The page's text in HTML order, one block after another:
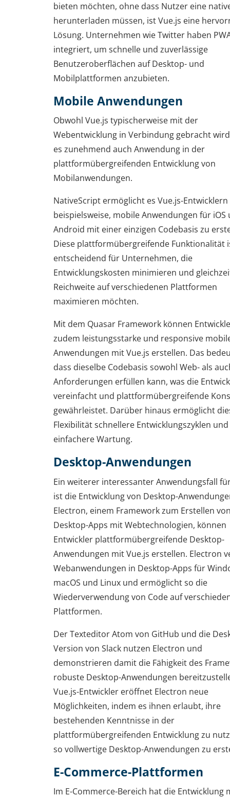
bieten möchten, ohne dass Nutzer eine
herunterladen müssen, ist Vue.js eine
Lösung. Unternehmen wie Twitter haben
integriert, um schnelle und zuverlässige
Benutzeroberflächen auf Desktop- und
Mobilplattformen anzubieten.
Mobile Anwendungen
Obwohl Vue.js typischerweise mit der
Webentwicklung in Verbindung gebracht
es zunehmend auch Anwendung in der
plattformübergreifenden Entwicklung von
Mobilanwendungen.
NativeScript ermöglicht es Vue.js-Entwicklern
beispielsweise, mobile Anwendungen für iOS
Android mit einer einzigen Codebasis zu
Diese plattformübergreifende Funktionalität
entscheidend für Unternehmen, die
Entwicklungskosten minimieren und
Reichweite auf verschiedenen Plattformen
maximieren möchten.
Mit dem Quasar Framework können
zudem leistungsstarke und responsive
Anwendungen mit Vue.js erstellen. Das
dass dieselbe Codebasis sowohl Web- als
Anforderungen erfüllen kann, was die
vereinfacht und plattformübergreifende
gewährleistet. Darüber hinaus ermöglicht
Flexibilität schnellere Entwicklungszyklen
einfachere Wartung.
Desktop-Anwendungen
Ein weiterer interessanter Anwendungsfall
ist die Entwicklung von Desktop-
Electron, einem Framework zum Erstellen
Desktop-Apps mit Webtechnologien, können
Entwickler plattformübergreifende Desktop-
Anwendungen mit Vue.js erstellen. Electron
Webanwendungen in Desktop-Apps für
macOS und Linux und ermöglicht so die
Wiederverwendung von Code auf
Plattformen.
Der Texteditor Atom von GitHub und die
Version von Slack nutzen Electron und
demonstrieren damit die Fähigkeit des
robuste Desktop-Anwendungen
Vue.js-Entwickler eröffnet Electron neue
Möglichkeiten, indem es ihnen erlaubt, ihre
bestehenden Kenntnisse in der
plattformübergreifenden Entwicklung zu
so vollwertige Desktop-Anwendungen zu
E-Commerce-Plattformen
Im E-Commerce-Bereich hat die Entwicklung